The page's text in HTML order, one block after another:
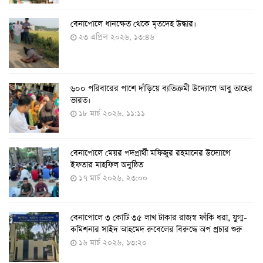
করোনায় ৩ জনের প্রাণহানি, নতুন শনাক্ত ২৯৬
৮ আগস্ট ২০২২, ১৯:৩৪
দেশে তৈরি হলো করোনা শনাক্তের কিট
৮ আগস্ট ২০২২, ১৩:০৯
দেশেই তৈরি হলো করোনা পরীক্ষার কিট, সময় লাগবে ৪-৫
ঘণ্টা
৭ আগস্ট ২০২২, ১৪:০৩
১১ আগস্ট থেকে পরীক্ষামূলকভাবে শুরু শিশুদের করোনা টিকা
দেওয়া
৭ আগস্ট ২০২২, ১৩:৫৩
বেনাপোলে ধানক্ষেত থেকে মৃতদেহ উদ্ধার।
২৩ এপ্রিল ২০২৬, ১৩:৪৬
৬০০ পরিবারের পাশে দাঁড়িয়ে ব্যতিক্রমী উদ্যোগে আবু তাহের
ভারত।
১৮ মার্চ ২০২৬, ১১:১১
বেনাপোলে মেয়র পদপ্রার্থী মফিজুর রহমানের উদ্যোগে
ইফতার মাহফিল অনুষ্ঠিত
১৭ মার্চ ২০২৬, ২৩:০০
বেনাপোলে ৩ কোটি ৩৫ লাখ টাকার রাজস্ব ফাঁকি ধরা, যুগ্ম-
কমিশনার সাইদ আহমেদ রুবেলের বিরুদ্ধে অপ প্রচার শুরু
১৬ মার্চ ২০২৬, ১৩:২০